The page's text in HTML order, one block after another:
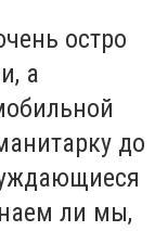
остро
а
до
ли мы,